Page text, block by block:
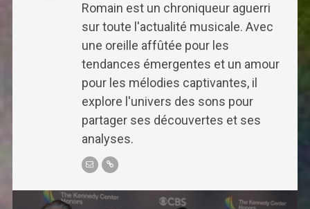
Romain est un chroniqueur aguerri
sur toute l'actualité musicale. Avec
une oreille affûtée pour les
tendances émergentes et un amour
pour les mélodies captivantes, il
explore l'univers des sons pour
partager ses découvertes et ses
analyses.